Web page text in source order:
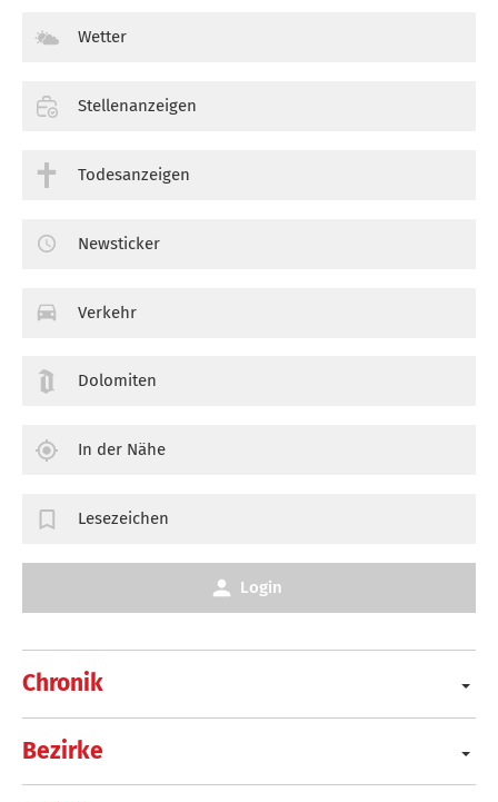
Chronik
Bezirke
Wetter
Stellenanzeigen
Todesanzeigen
Newsticker
Verkehr
Dolomiten
In der Nähe
Lesezeichen
Login